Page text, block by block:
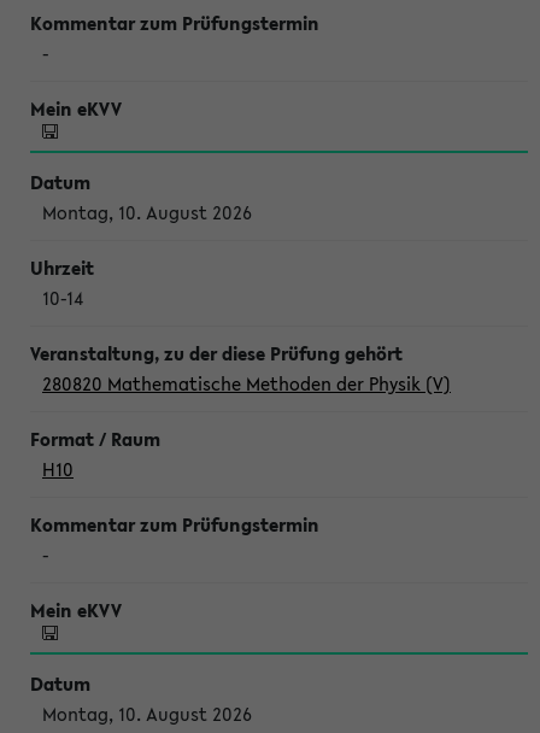
-
Montag, 10. August 2026
10-14
280820 Mathematische Methoden der Physik (V)
H10
-
Montag, 10. August 2026